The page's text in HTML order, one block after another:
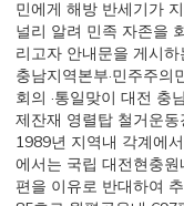
민에게 해방 반세기가
널리 알려 민족 자존을
리고자 안내문을 게시
충남지역본부·민주주
회의 ·통일맞이 대전 충
제잔재 영렬탑 철거운
1989년 지역내 각계에
에서는 국립 대전현충
편을 이유로 반대하여